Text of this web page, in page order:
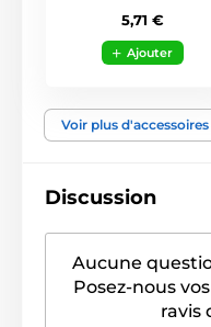
5,71 €
Ajouter
Voir plus d'accessoires
Discussion
Aucune
Posez-nous
ravis